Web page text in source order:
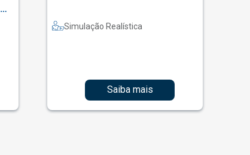
Simulação Realística
Saiba mais